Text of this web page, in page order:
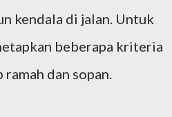
kendala di jalan. Untuk
beberapa kriteria
dan sopan.